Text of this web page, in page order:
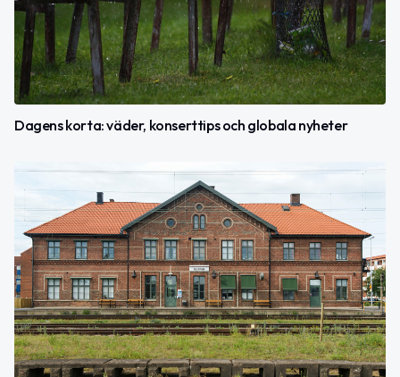
Dagens korta: väder, konserttips och globala nyheter